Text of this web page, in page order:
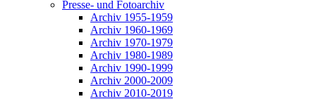
Presse- und Fotoarchiv
Archiv 1955-1959
Archiv 1960-1969
Archiv 1970-1979
Archiv 1980-1989
Archiv 1990-1999
Archiv 2000-2009
Archiv 2010-2019